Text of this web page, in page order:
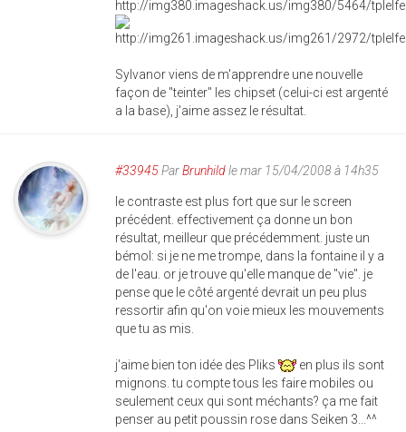
Sylvanor viens de m'apprendre une nouvelle
façon de "teinter" les chipset (celui-ci est argenté
a la base), j'aime assez le résultat.
#33945ParBrunhildle mar 15/04/2008 à 14h35
le contraste est plus fort que sur le screen
précédent. effectivement ça donne un bon
résultat, meilleur que précédemment. juste un
bémol: si je ne me trompe, dans la fontaine il y a
de l'eau. or je trouve qu'elle manque de "vie". je
pense que le côté argenté devrait un peu plus
ressortir afin qu'on voie mieux les mouvements
que tu as mis.
j'aime bien ton idée des Pliks
en plus ils sont
mignons. tu compte tous les faire mobiles ou
seulement ceux qui sont méchants? ça me fait
penser au petit poussin rose dans Seiken 3...^^